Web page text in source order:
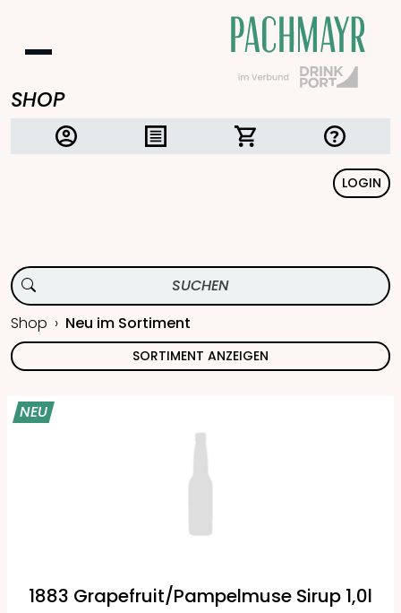
SHOP
LOGIN
Shop Neu im Sortiment
SORTIMENT ANZEIGEN
NEU
1883 Grapefruit/Pampelmuse Sirup 1,0l